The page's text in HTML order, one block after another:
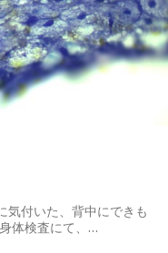
気付いた、背中にできも
体検査にて、…